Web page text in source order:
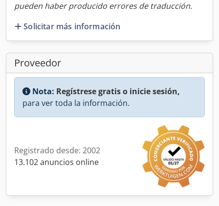
pueden haber producido errores de traducción.
Solicitar más información
Proveedor
Nota: Regístrese gratis o inicie sesión,
para ver toda la información.
Registrado desde: 2002
13.102 anuncios online